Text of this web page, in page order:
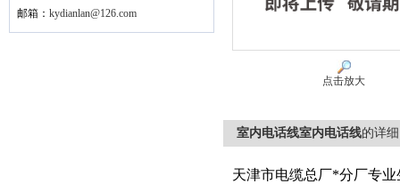
邮箱： kydianlan@126.com
点击放大
室内电话线室内电话线的详
天津市电缆总厂*分厂专